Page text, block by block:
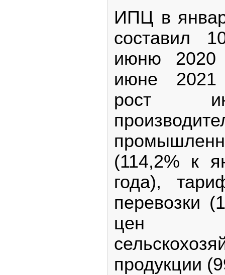
ИПЦ в
составил
июню 2020
июне 2021
рост
(114,2% к
года),
перевозки
цен
продукции